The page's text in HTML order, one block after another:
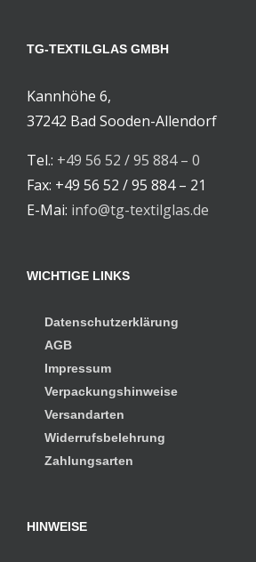
TG-TEXTILGLAS GMBH
Kannhöhe 6,
37242 Bad Sooden-Allendorf
Tel.: +49 56 52 / 95 884 – 0
Fax: +49 56 52 / 95 884 – 21
E-Mai: info@tg-textilglas.de
WICHTIGE LINKS
Datenschutzerklärung
AGB
Impressum
Verpackungshinweise
Versandarten
Widerrufsbelehrung
Zahlungsarten
HINWEISE